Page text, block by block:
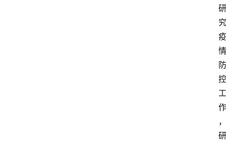
研
究
疫
情
防
控
工
作
，
研